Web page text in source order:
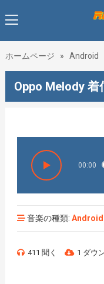
ホームページ » Android
Oppo Melody 着
00:00
音楽の種類: Android
411 聞く 1 ダウ